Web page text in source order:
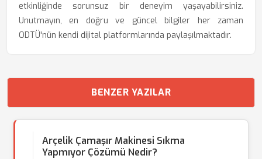
etkinliğinde sorunsuz bir deneyim yaşayabilirsiniz.
Unutmayın, en doğru ve güncel bilgiler her zaman
ODTÜ'nün kendi dijital platformlarında paylaşılmaktadır.
BENZER YAZILAR
Arçelik Çamaşır Makinesi Sıkma
Yapmıyor Çözümü Nedir?